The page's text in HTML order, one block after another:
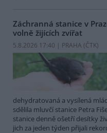
Záchranná stanice v
volně žijících zvířat
5.8.2026 17:40 | PRAHA (ČTK)
dehydratovaná a vysílená
sdělila mluvčí stanice Petra
stanice denně ošetří desítky
jich za jeden týden přijali